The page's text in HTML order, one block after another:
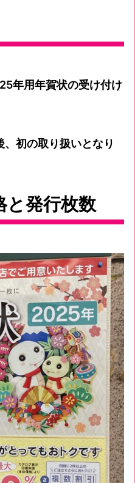
年用年賀状の受け付け
初の取り扱いとなり
と発行枚数